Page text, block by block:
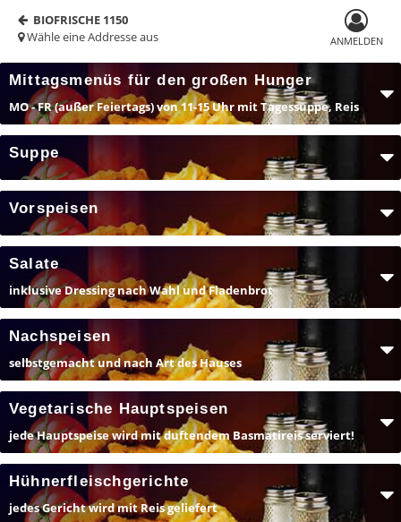
BIOFRISCHE 1150
Wähle eine Addresse aus
ANMELDEN
Mittagsmenüs für den großen Hunger
MO - FR (außer Feiertags) von 11-15 Uhr mit Tagessuppe, Reis
Suppe
Vorspeisen
Salate
inklusive Dressing nach Wahl und Fladenbrot
Nachspeisen
selbstgemacht und nach Art des Hauses
Vegetarische Hauptspeisen
jede Hauptspeise wird mit duftendem Basmatireis serviert!
Hühnerfleischgerichte
jedes Gericht wird mit Reis geliefert